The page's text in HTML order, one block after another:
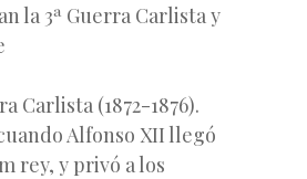
la 3ª Guerra Carlista y
Carlista (1872-1876).
Alfonso XII llegó
rey, y privó a los